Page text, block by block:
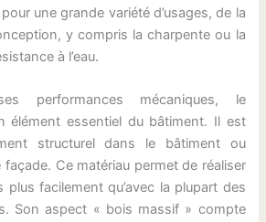
une grande variété d’usages, de la
y compris la charpente ou la
à l’eau.
performances mécaniques, le
élément essentiel du bâtiment. Il est
structurel dans le bâtiment ou
Ce matériau permet de réaliser
facilement qu’avec la plupart des
Son aspect « bois massif » compte